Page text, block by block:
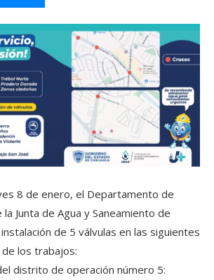
8 de enero, el Departamento de
la Junta de Agua y Saneamiento de
de 5 válvulas en las siguientes
los trabajos:
distrito de operación número 5: